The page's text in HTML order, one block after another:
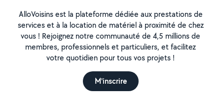
AlloVoisins est la plateforme dédiée aux prestations de
services et à la location de matériel à proximité de chez
vous ! Rejoignez notre communauté de 4,5 millions de
membres, professionnels et particuliers, et facilitez
votre quotidien pour tous vos projets !
M'inscrire